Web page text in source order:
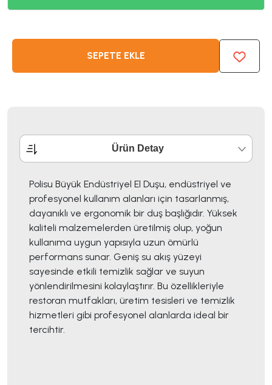
SEPETE EKLE
Ürün Detay
Polisu Büyük Endüstriyel El Duşu, endüstriyel ve
profesyonel kullanım alanları için tasarlanmış,
dayanıklı ve ergonomik bir duş başlığıdır. Yüksek
kaliteli malzemelerden üretilmiş olup, yoğun
kullanıma uygun yapısıyla uzun ömürlü
performans sunar. Geniş su akış yüzeyi
sayesinde etkili temizlik sağlar ve suyun
yönlendirilmesini kolaylaştırır. Bu özellikleriyle
restoran mutfakları, üretim tesisleri ve temizlik
hizmetleri gibi profesyonel alanlarda ideal bir
tercihtir.